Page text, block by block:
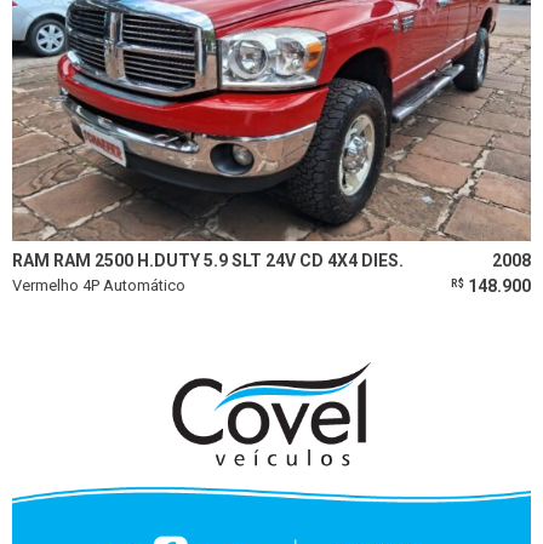
RAM RAM 2500 H.DUTY 5.9 SLT 24V CD 4X4 DIES. 2008
Vermelho 4P Automático R$ 148.900